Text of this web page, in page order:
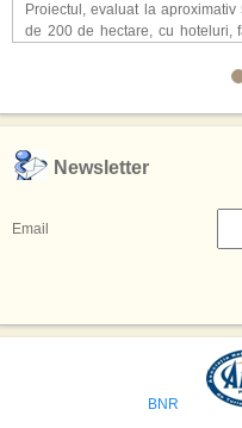
Proiectul, evaluat la
de 200 de hectare, cu hoteluri,
atragerea a pana la 10
exclusiv simularea suprafetei
,,Credem ca exista sanse mari
multe'', a declarat Michael R.
Resorts, citat de Gulf News.
decisiv pentru reali zarea
Printre celelalte tari care
se numara Australia,
avea cele mai mari sanse de
preconizeaza ca va deveni a
isi bazeaza oferta pe
Newsletter
Email
BNR